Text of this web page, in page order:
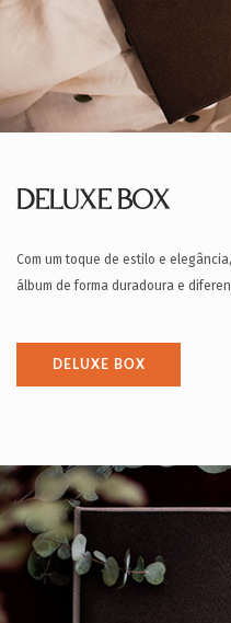
DELUXE BOX
Com um toque de estilo e
álbum de forma duradoura e
DELUXE BOX